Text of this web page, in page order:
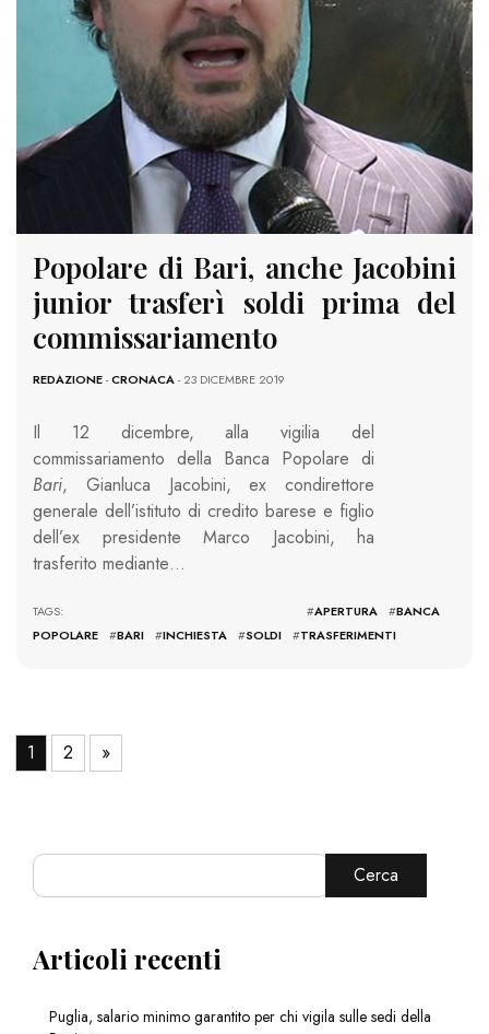
Popolare di Bari, anche Jacobini
junior trasferì soldi prima del
commissariamento
REDAZIONE-CRONACA- 23 DICEMBRE 2019
Il 12 dicembre, alla vigilia del
commissariamento della Banca Popolare di
Bari, Gianluca Jacobini, ex condirettore
generale dell’istituto di credito barese e figlio
dell’ex presidente Marco Jacobini, ha
trasferito mediante…
TAGS: #APERTURA #BANCA
POPOLARE
#BARI #INCHIESTA #SOLDI #TRASFERIMENTI
1 2 »
Cerca
Articoli recenti
Puglia, salario minimo garantito per chi vigila sulle sedi della